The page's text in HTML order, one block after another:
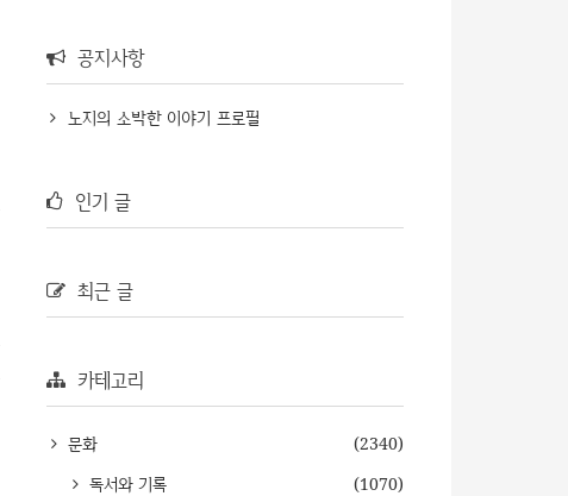
공지사항
노지의 소박한 이야기 프로필
인기 글
최근 글
카테고리
문화
(2340)
독서와 기록
(1070)